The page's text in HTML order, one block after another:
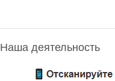
Наша деятельность